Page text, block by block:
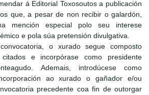
á Editorial Toxosoutos a publicación
que, a pesar de non recibir o galardón,
mención especial polo seu interese
e pola súa pretensión divulgativa.
o xurado segue composto
e incorpórase como presidente
Ademais, introdúcese como
ao xurado o gañador e/ou
precedente coa fin de outorgar